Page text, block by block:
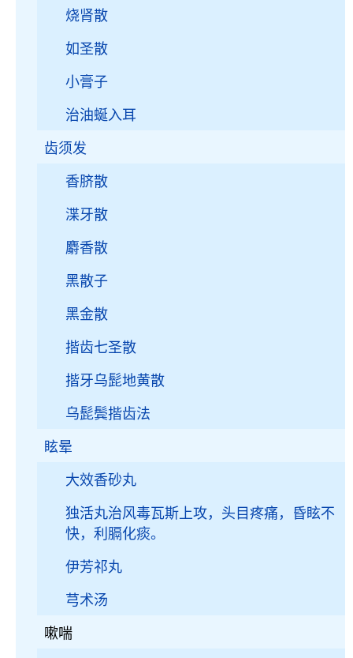
烧肾散
如圣散
小膏子
治油蜒入耳
齿须发
香脐散
渫牙散
麝香散
黑散子
黑金散
揩齿七圣散
揩牙乌髭地黄散
乌髭鬓揩齿法
眩晕
大效香砂丸
独活丸治风毒瓦斯上攻，头目疼痛，昏眩不
快，利膈化痰。
伊芳祁丸
芎术汤
嗽喘